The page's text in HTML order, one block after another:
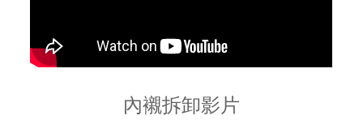
內襯拆卸影片